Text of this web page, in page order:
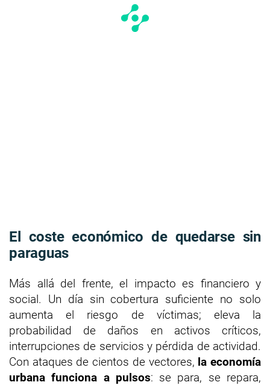
El coste económico de quedarse sin
paraguas
Más allá del frente, el impacto es financiero y
social. Un día sin cobertura suficiente no solo
aumenta el riesgo de víctimas; eleva la
probabilidad de daños en activos críticos,
interrupciones de servicios y pérdida de actividad.
Con ataques de cientos de vectores, la economía
urbana funciona a pulsos: se para, se repara,